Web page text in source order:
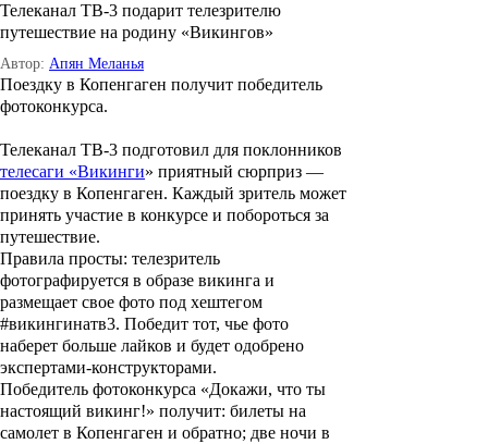
Телеканал ТВ-3 подарит телезрителю
путешествие на родину «Викингов»
Автор: Апян Меланья
Поездку в Копенгаген получит победитель
фотоконкурса.
Телеканал ТВ-3 подготовил для поклонников
телесаги «Викинги» приятный сюрприз —
поездку в Копенгаген. Каждый зритель может
принять участие в конкурсе и побороться за
путешествие.
Правила просты: телезритель
фотографируется в образе викинга и
размещает свое фото под хештегом
#викингинатв3. Победит тот, чье фото
наберет больше лайков и будет одобрено
экспертами-конструкторами.
Победитель фотоконкурса «Докажи, что ты
настоящий викинг!» получит: билеты на
самолет в Копенгаген и обратно; две ночи в